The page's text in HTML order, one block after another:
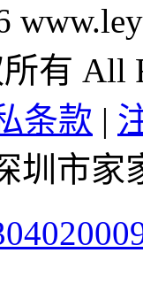
有 All
条款 |
圳市